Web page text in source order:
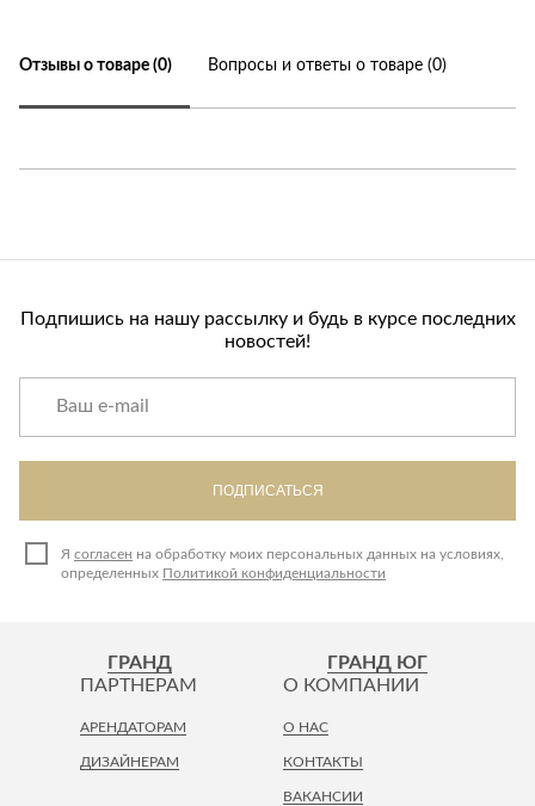
Отзывы о товаре (0) Вопросы и ответы о товаре (0)
Подпишись на нашу рассылку и будь в курсе последних
новостей!
ПОДПИСАТЬСЯ
Я согласен на обработку моих персональных данных на условиях,
определенных Политикой конфиденциальности
ГРАНД ГРАНД ЮГ
ПАРТНЕРАМ
АРЕНДАТОРАМ
ДИЗАЙНЕРАМ
О КОМПАНИИ
О НАС
КОНТАКТЫ
ВАКАНСИИ